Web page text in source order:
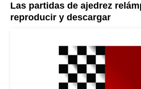
Las partidas de ajedrez
reproducir y descargar